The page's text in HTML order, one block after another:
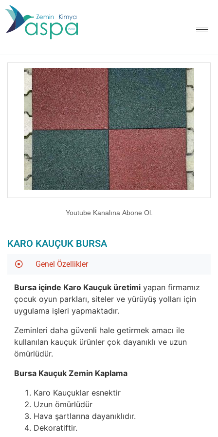
Youtube Kanalına Abone Ol.
KARO KAUÇUK BURSA
Genel Özellikler
Bursa içinde Karo Kauçuk üretimi yapan firmamız
çocuk oyun parkları, siteler ve yürüyüş yolları için
uygulama işleri yapmaktadır.
Zeminleri daha güvenli hale getirmek amacı ile
kullanılan kauçuk ürünler çok dayanıklı ve uzun
ömürlüdür.
Bursa Kauçuk Zemin Kaplama
Karo Kauçuklar esnektir
Uzun ömürlüdür
Hava şartlarına dayanıklıdır.
Dekoratiftir.